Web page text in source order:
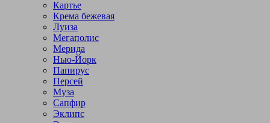
Картье
Крема бежевая
Луиза
Мегаполис
Мерида
Нью-Йорк
Папирус
Персей
Муза
Сапфир
Эклипс